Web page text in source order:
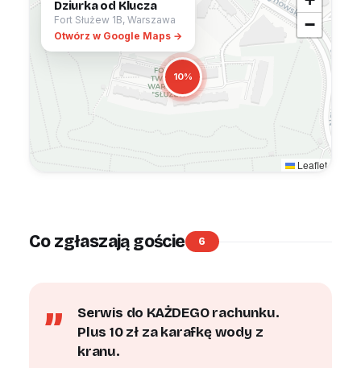
10%
−
Leaflet
Dziurka od Klucza
Fort Służew 1B, Warszawa
Otwórz w Google Maps →
Co zgłaszają goście 6
Serwis do KAŻDEGO rachunku.
Plus 10 zł za karafkę wody z
kranu.